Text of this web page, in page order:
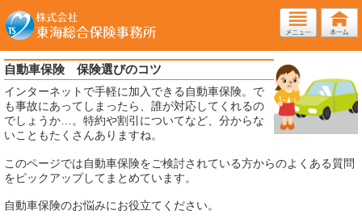
自動車保険 保険選びのコツ
インターネットで手軽に加入できる自動車保険。で
も事故にあってしまったら、誰が対応してくれるの
でしょうか…。特約や割引についてなど、分からな
いこともたくさんありますね。
このページでは自動車保険をご検討されている方からのよくある質問
をピックアップしてまとめています。
自動車保険のお悩みにお役立てください。